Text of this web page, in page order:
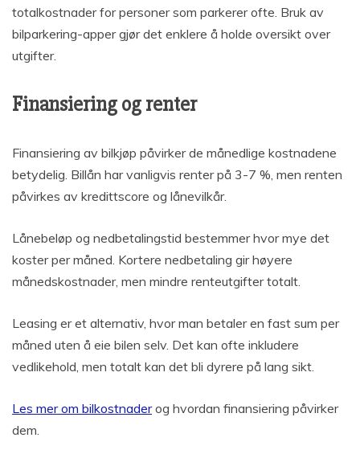
totalkostnader for personer som parkerer ofte. Bruk av
bilparkering-apper gjør det enklere å holde oversikt over
utgifter.
Finansiering og renter
Finansiering av bilkjøp påvirker de månedlige kostnadene
betydelig. Billån har vanligvis renter på 3-7 %, men renten
påvirkes av kredittscore og lånevilkår.
Lånebeløp og nedbetalingstid bestemmer hvor mye det
koster per måned. Kortere nedbetaling gir høyere
månedskostnader, men mindre renteutgifter totalt.
Leasing er et alternativ, hvor man betaler en fast sum per
måned uten å eie bilen selv. Det kan ofte inkludere
vedlikehold, men totalt kan det bli dyrere på lang sikt.
Les mer om bilkostnaderog hvordan finansiering påvirker
dem.